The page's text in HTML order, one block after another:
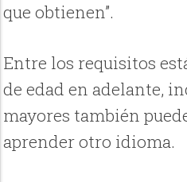
que obtienen”.
Entre los requisitos
de edad en adelante,
mayores también
aprender otro idioma.